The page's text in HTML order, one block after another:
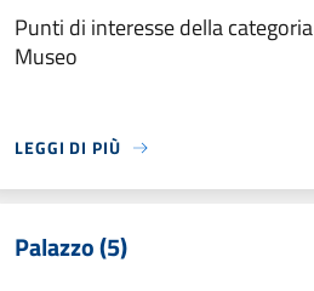
Punti di interesse della categoria
Museo
LEGGI DI PIÙ
Palazzo (5)